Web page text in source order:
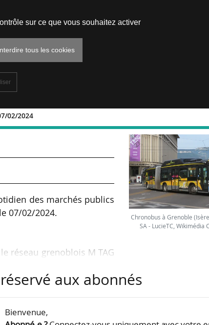
02/2024
les mobilités le
des marchés publics
07/02/2024.
réseau grenoblois M TAG
pour la CA de la Rochelle
Chronobus à Grenoble
SA - LucieTC, Wikimédia
aux abonnés
Bienvenue,
sur ce que vous souhaitez activer
tous les cookies